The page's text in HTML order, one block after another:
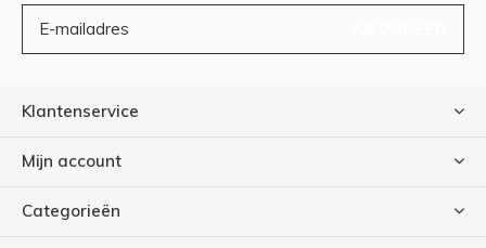
Klantenservice
Mijn account
Categorieën